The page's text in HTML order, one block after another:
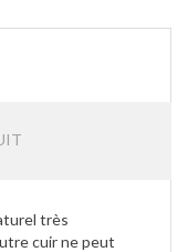
très
cuir ne peut